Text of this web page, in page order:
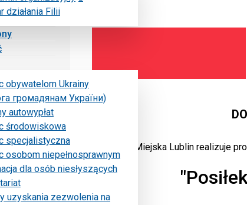
działania Filii
obywatelom Ukrainy
громадянам України)
autowypłat
środowiskowa
specjalistyczna
osobom niepełnosprawnym
dla osób niesłyszących
uzyskania zezwolenia na
Gmina Miejska Lublin realizuje